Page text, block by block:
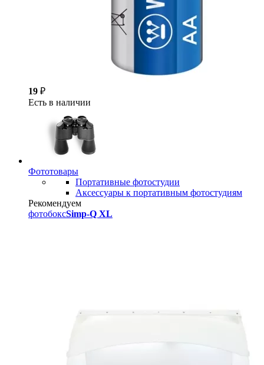
19 ₽
Есть в наличии
Фототовары
Портативные фотостудии
Аксессуары к портативным фотостудиям
Рекомендуем
фотобоксSimp-Q XL